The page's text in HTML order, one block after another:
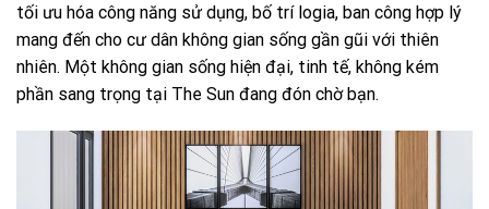
tối ưu hóa công năng sử dụng, bố trí logia, ban công hợp lý
mang đến cho cư dân không gian sống gần gũi với thiên
nhiên. Một không gian sống hiện đại, tinh tế, không kém
phần sang trọng tại The Sun đang đón chờ bạn.